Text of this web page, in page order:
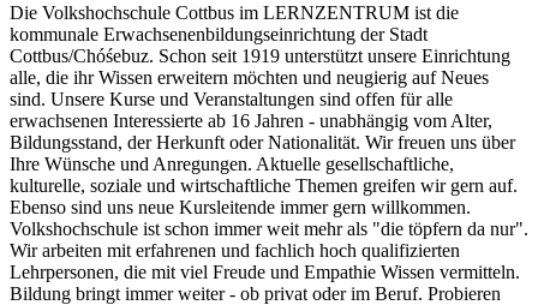
Die Volkshochschule Cottbus im LERNZENTRUM ist die
kommunale Erwachsenenbildungseinrichtung der Stadt
Cottbus/Chóśebuz. Schon seit 1919 unterstützt unsere Einrichtung
alle, die ihr Wissen erweitern möchten und neugierig auf Neues
sind. Unsere Kurse und Veranstaltungen sind offen für alle
erwachsenen Interessierte ab 16 Jahren - unabhängig vom Alter,
Bildungsstand, der Herkunft oder Nationalität. Wir freuen uns über
Ihre Wünsche und Anregungen. Aktuelle gesellschaftliche,
kulturelle, soziale und wirtschaftliche Themen greifen wir gern auf.
Ebenso sind uns neue Kursleitende immer gern willkommen.
Volkshochschule ist schon immer weit mehr als "die töpfern da nur".
Wir arbeiten mit erfahrenen und fachlich hoch qualifizierten
Lehrpersonen, die mit viel Freude und Empathie Wissen vermitteln.
Bildung bringt immer weiter - ob privat oder im Beruf. Probieren